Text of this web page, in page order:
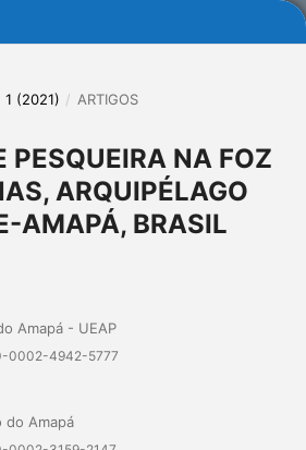
1 (2021) / ARTIGOS
PESQUEIRA NA FOZ
ARQUIPÉLAGO
AMAPÁ, BRASIL
Amapá - UEAP
0002-4942-5777
do Amapá